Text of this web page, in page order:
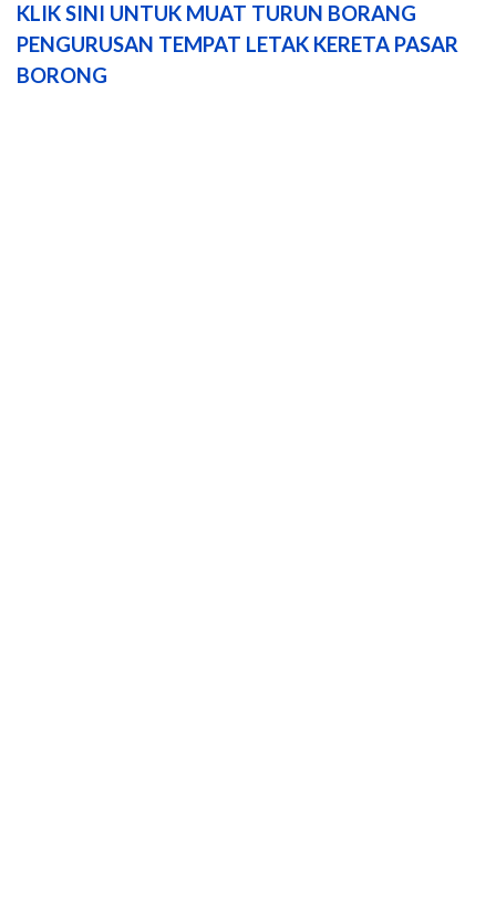
KLIK SINI UNTUK MUAT TURUN BORANG
PENGURUSAN TEMPAT LETAK KERETA PASAR
BORONG